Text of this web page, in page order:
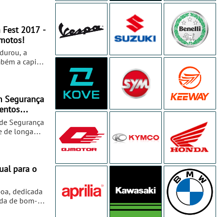
2017 -
a
a capital
Segurança
Setúbal
Segurança
de longa
para o
dedicada
de bom-
de